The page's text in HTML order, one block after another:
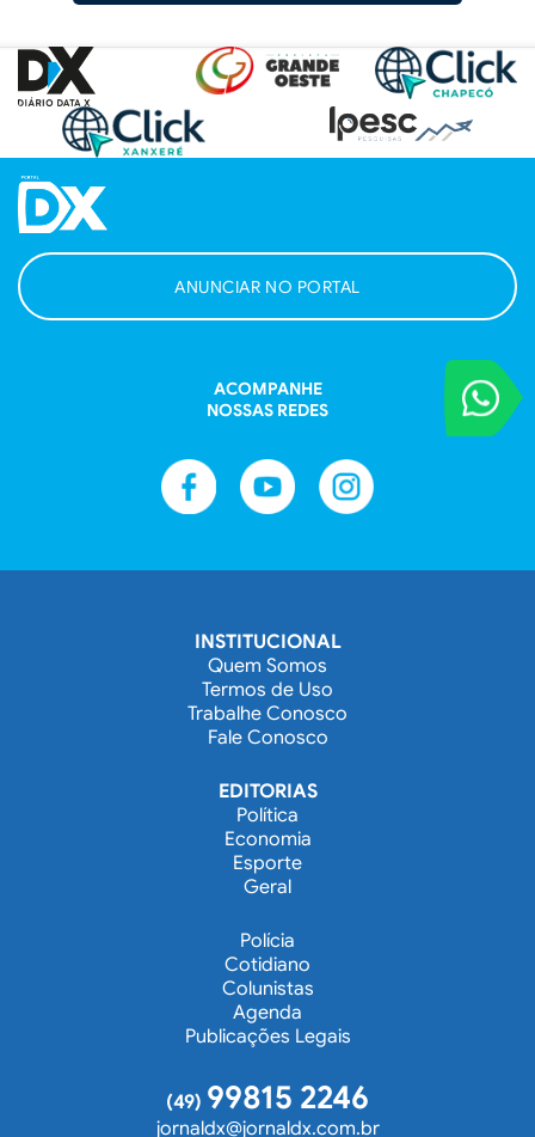
VOCÊ
Entre em
ANUNCIAR NO PORTAL
ACOMPANHE
NOSSAS REDES
INSTITUCIONAL
Quem Somos
Termos de Uso
Trabalhe Conosco
Fale Conosco
EDITORIAS
Política
Economia
Esporte
Geral
Polícia
Cotidiano
Colunistas
Agenda
Publicações Legais
(49) 99815 2246
jornaldx@jornaldx.com.br